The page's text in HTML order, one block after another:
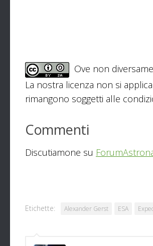
Ove non
La nostra licenza non si
rimangono soggetti alle
Commenti
Discutiamone su
Etichette: Alexander Gerst ESA